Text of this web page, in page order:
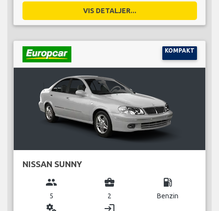
VIS DETALJER...
KOMPAKT
NISSAN SUNNY
group
5
business_center
2
local_gas_station
Benzin
miscellaneous_services login